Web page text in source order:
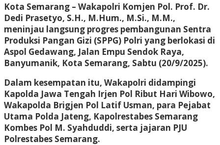
Kota Semarang – Wakapolri Komjen Pol. Prof. Dr.
Dedi Prasetyo, S.H., M.Hum., M.Si., M.M.,
meninjau langsung progres pembangunan Sentra
Produksi Pangan Gizi (SPPG) Polri yang berlokasi di
Aspol Gedawang, Jalan Empu Sendok Raya,
Banyumanik, Kota Semarang, Sabtu (20/9/2025).
Dalam kesempatan itu, Wakapolri didampingi
Kapolda Jawa Tengah Irjen Pol Ribut Hari Wibowo,
Wakapolda Brigjen Pol Latif Usman, para Pejabat
Utama Polda Jateng, Kapolrestabes Semarang
Kombes Pol M. Syahduddi, serta jajaran PJU
Polrestabes Semarang.